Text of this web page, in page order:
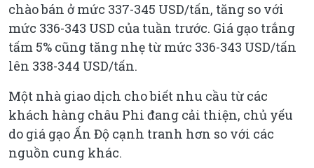
chào bán ở mức 337-345 USD/tấn, tăng so với
mức 336-343 USD của tuần trước. Giá gạo trắng
tấm 5% cũng tăng nhẹ từ mức 336-343 USD/tấn
lên 338-344 USD/tấn.
Một nhà giao dịch cho biết nhu cầu từ các
khách hàng châu Phi đang cải thiện, chủ yếu
do giá gạo Ấn Độ cạnh tranh hơn so với các
nguồn cung khác.